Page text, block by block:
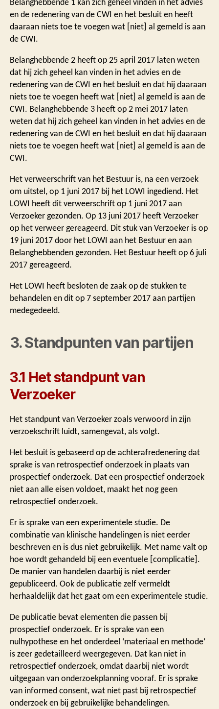
en de redenering van de CWI en het besluit en heeft
daaraan niets toe te voegen wat [niet] al gemeld is aan
de CWI.
Belanghebbende 2 heeft op 25 april 2017 laten weten
dat hij zich geheel kan vinden in het advies en de
redenering van de CWI en het besluit en dat hij daaraan
niets toe te voegen heeft wat [niet] al gemeld is aan de
CWI. Belanghebbende 3 heeft op 2 mei 2017 laten
weten dat hij zich geheel kan vinden in het advies en de
redenering van de CWI en het besluit en dat hij daaraan
niets toe te voegen heeft wat [niet] al gemeld is aan de
CWI.
Het verweerschrift van het Bestuur is, na een verzoek
om uitstel, op 1 juni 2017 bij het LOWI ingediend. Het
LOWI heeft dit verweerschrift op 1 juni 2017 aan
Verzoeker gezonden. Op 13 juni 2017 heeft Verzoeker
op het verweer gereageerd. Dit stuk van Verzoeker is op
19 juni 2017 door het LOWI aan het Bestuur en aan
Belanghebbenden gezonden. Het Bestuur heeft op 6 juli
2017 gereageerd.
Het LOWI heeft besloten de zaak op de stukken te
behandelen en dit op 7 september 2017 aan partijen
medegedeeld.
3. Standpunten van partijen
3.1 Het standpunt van
Verzoeker
Het standpunt van Verzoeker zoals verwoord in zijn
verzoekschrift luidt, samengevat, als volgt.
Het besluit is gebaseerd op de achterafredenering dat
sprake is van retrospectief onderzoek in plaats van
prospectief onderzoek. Dat een prospectief onderzoek
niet aan alle eisen voldoet, maakt het nog geen
retrospectief onderzoek.
Er is sprake van een experimentele studie. De
combinatie van klinische handelingen is niet eerder
beschreven en is dus niet gebruikelijk. Met name valt op
hoe wordt gehandeld bij een eventuele [complicatie].
De manier van handelen daarbij is niet eerder
gepubliceerd. Ook de publicatie zelf vermeldt
herhaaldelijk dat het gaat om een experimentele studie.
De publicatie bevat elementen die passen bij
prospectief onderzoek. Er is sprake van een
nulhypothese en het onderdeel ‘materiaal en methode’
is zeer gedetailleerd weergegeven. Dat kan niet in
retrospectief onderzoek, omdat daarbij niet wordt
uitgegaan van onderzoekplanning vooraf. Er is sprake
van informed consent, wat niet past bij retrospectief
onderzoek en bij gebruikelijke behandelingen.